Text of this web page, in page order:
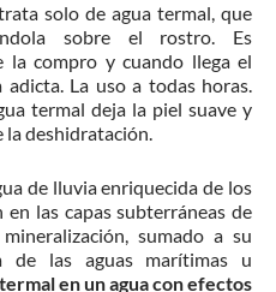
solo de agua termal, que
sobre el rostro. Es
la compro y cuando llega el
La uso a todas horas.
termal deja la piel suave y
la deshidratación.
de lluvia enriquecida de los
las capas subterráneas de
sumado a su
de las aguas marítimas u
en un agua con efectos